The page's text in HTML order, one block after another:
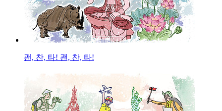
괜, 찬, 타! 괜, 찬, 타!